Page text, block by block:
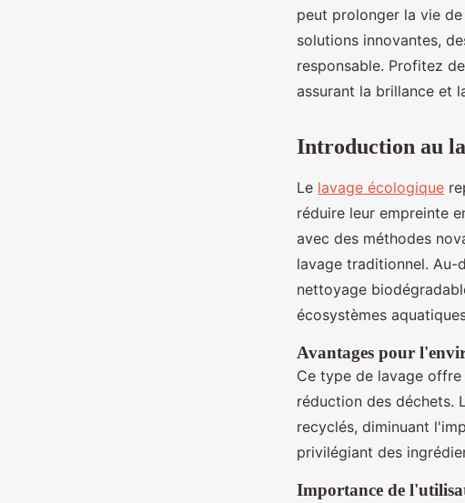
écologique pour votre
peut prolonger la vie
solutions innovantes,
responsable. Profitez
assurant la brillance et
Introduction au
Le lavage écologique
réduire leur empreinte
avec des méthodes
lavage traditionnel. Au-
nettoyage
écosystèmes
Avantages pour
Ce type de lavage
réduction des déchets.
recyclés, diminuant
privilégiant des
Importance de